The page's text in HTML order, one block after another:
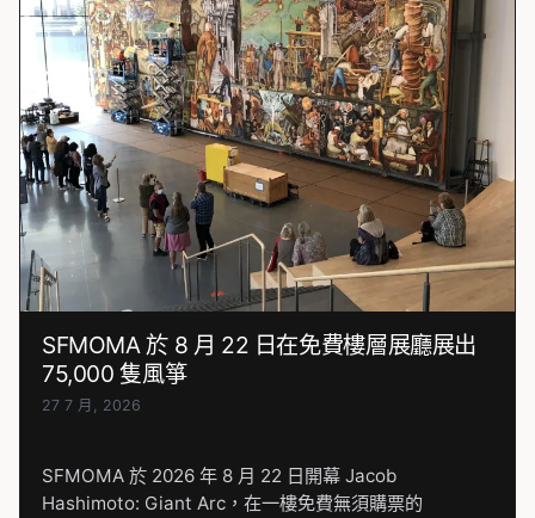
SFMOMA 於 8 月 22 日在免費樓層展廳展出
75,000 隻風箏
27 7 月, 2026
SFMOMA 於 2026 年 8 月 22 日開幕 Jacob
Hashimoto: Giant Arc，在一樓免費無須購票的